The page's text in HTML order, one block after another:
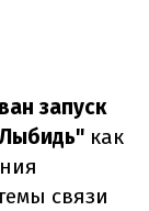
запуск
как
связи